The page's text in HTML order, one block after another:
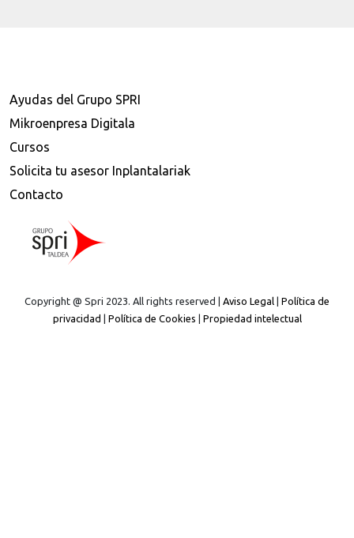
Ayudas del Grupo SPRI
Mikroenpresa Digitala
Cursos
Solicita tu asesor Inplantalariak
Contacto
Copyright @ Spri 2023. All rights reserved | Aviso Legal
Política de
privacidad
Política de Cookies Propiedad intelectual